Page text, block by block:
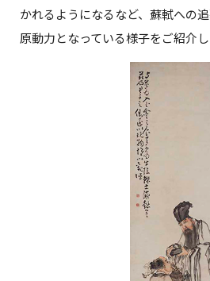
かれるようになるなど、蘇軾への
原動力となっている様子をご紹介し